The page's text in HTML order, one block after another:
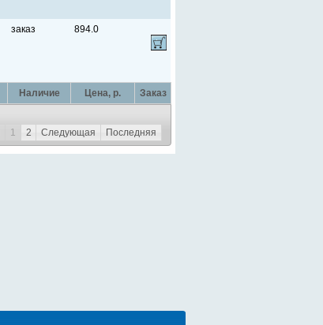
Наличие Цена, p. Заказ
заказ 894.0
1 2 Следующая Последняя